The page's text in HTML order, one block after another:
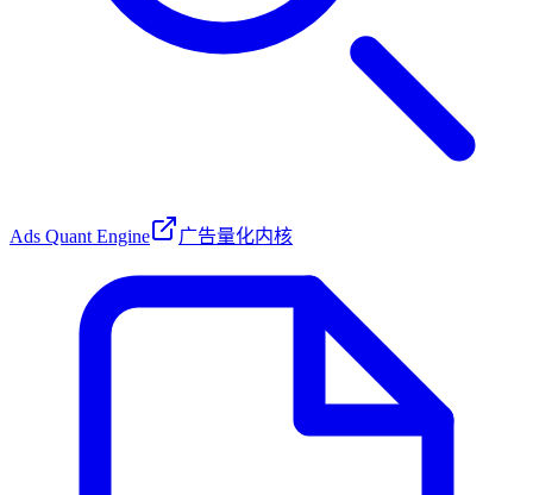
Ads Quant Engine 广告量化内核